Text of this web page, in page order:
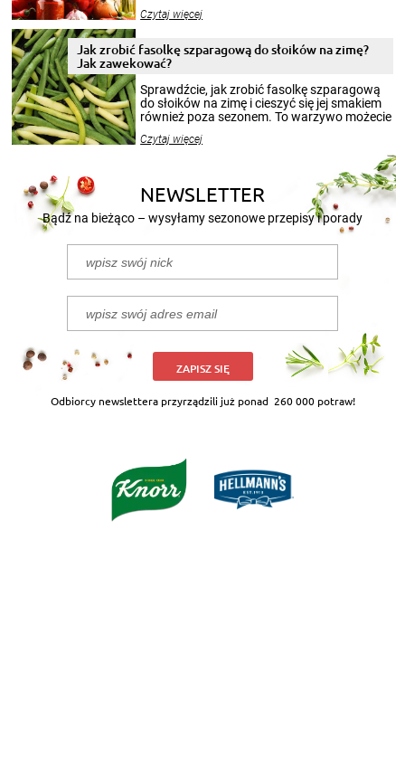
krajobrazów, by cieszyć nimi oko w sezonie
pełni poczuć atmosferę cieplejszych
miesięcy. Przygotowanie słoików ze
patenty, które pozwolą zachować świeżość
przetworów.
Czytaj więcej
Jak zrobić fasolkę szparagową do słoików na zimę?
Jak zawekować?
Sprawdźcie, jak zrobić fasolkę szparagową
do słoików na zimę i cieszyć się jej smakiem
również poza sezonem. To warzywo możecie
nasze propozycje!
Czytaj więcej
NEWSLETTER
Bądź na bieżąco – wysyłamy sezonowe przepisy i porady
ZAPISZ SIĘ
Odbiorcy newslettera przyrządzili już ponad 260 000 potraw!